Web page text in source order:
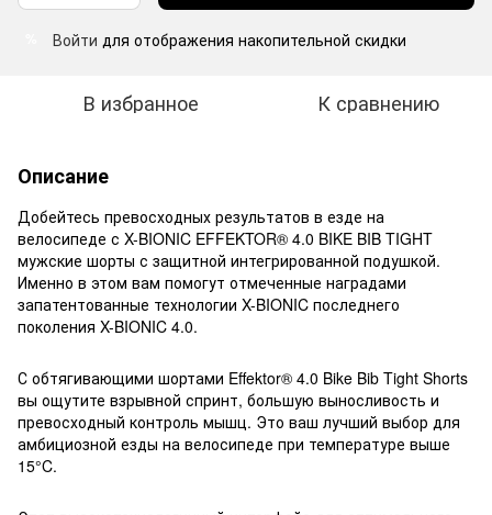
Войти для отображения накопительной скидки
В избранное К сравнению
Описание
Добейтесь превосходных результатов в езде на
велосипеде с X-BIONIC EFFEKTOR® 4.0 BIKE BIB TIGHT
мужские шорты с защитной интегрированной подушкой.
Именно в этом вам помогут отмеченные наградами
запатентованные технологии X-BIONIC последнего
поколения X-BIONIC 4.0.
С обтягивающими шортами Effektor® 4.0 Bike Bib Tight Shorts
вы ощутите взрывной спринт, большую выносливость и
превосходный контроль мышц. Это ваш лучший выбор для
амбициозной езды на велосипеде при температуре выше
15°C.